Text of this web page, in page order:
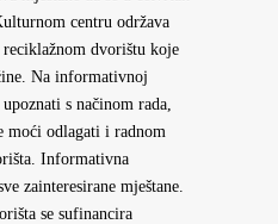
centru održava
dvorištu koje
Na informativnoj
s načinom rada,
moći odlagati i radnom
Informativna
zainteresirane mještane.
se sufinancira